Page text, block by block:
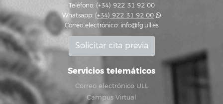
Teléfono: (+34) 922 31 92 00
Whatsapp: (+34) 922 31 92 00
Correo electrónico: info@fg.ull.es
Solicitar cita previa
Servicios telemáticos
Correo electrónico ULL
Campus Virtual